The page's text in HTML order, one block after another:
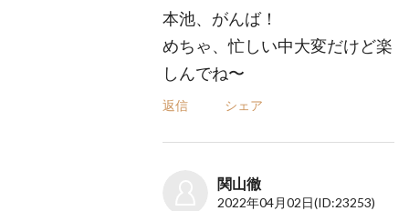
本池、がんば！
めちゃ、忙しい中大変だけど楽
しんでね〜
返信 シェア
関山徹
2022年04月02日(ID:23253)